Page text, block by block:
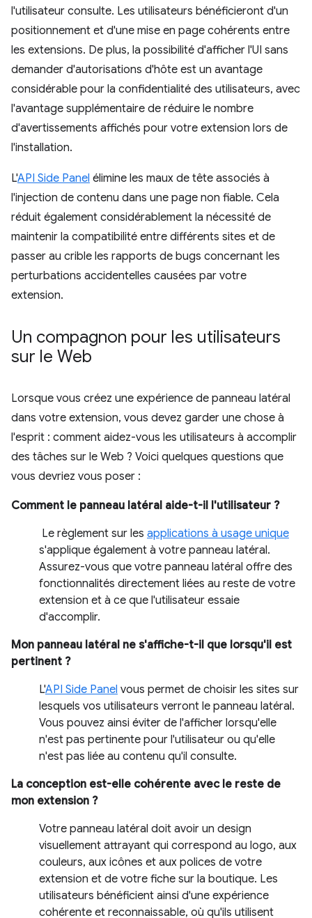
l'utilisateur consulte. Les utilisateurs bénéficieront d'un
positionnement et d'une mise en page cohérents entre
les extensions. De plus, la possibilité d'afficher l'UI sans
demander d'autorisations d'hôte est un avantage
considérable pour la confidentialité des utilisateurs, avec
l'avantage supplémentaire de réduire le nombre
d'avertissements affichés pour votre extension lors de
l'installation.
L'API Side Panel élimine les maux de tête associés à
l'injection de contenu dans une page non fiable. Cela
réduit également considérablement la nécessité de
maintenir la compatibilité entre différents sites et de
passer au crible les rapports de bugs concernant les
perturbations accidentelles causées par votre
extension.
Un compagnon pour les utilisateurs
sur le Web
Lorsque vous créez une expérience de panneau latéral
dans votre extension, vous devez garder une chose à
l'esprit : comment aidez-vous les utilisateurs à accomplir
des tâches sur le Web ? Voici quelques questions que
vous devriez vous poser :
Comment le panneau latéral aide-t-il l'utilisateur ?
Le règlement sur les applications à usage unique
s'applique également à votre panneau latéral.
Assurez-vous que votre panneau latéral offre des
fonctionnalités directement liées au reste de votre
extension et à ce que l'utilisateur essaie
d'accomplir.
Mon panneau latéral ne s'affiche-t-il que lorsqu'il est
pertinent ?
L'API Side Panel vous permet de choisir les sites sur
lesquels vos utilisateurs verront le panneau latéral.
Vous pouvez ainsi éviter de l'afficher lorsqu'elle
n'est pas pertinente pour l'utilisateur ou qu'elle
n'est pas liée au contenu qu'il consulte.
La conception est-elle cohérente avec le reste de
mon extension ?
Votre panneau latéral doit avoir un design
visuellement attrayant qui correspond au logo, aux
couleurs, aux icônes et aux polices de votre
extension et de votre fiche sur la boutique. Les
utilisateurs bénéficient ainsi d'une expérience
cohérente et reconnaissable, où qu'ils utilisent